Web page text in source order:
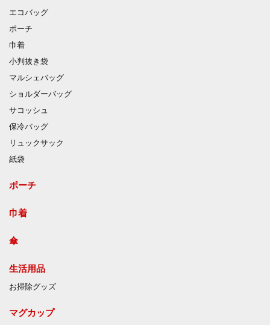
エコバッグ
ポーチ
巾着
小判抜き袋
マルシェバッグ
ショルダーバッグ
サコッシュ
保冷バッグ
リュックサック
紙袋
ポーチ
巾着
傘
生活用品
お掃除グッズ
マグカップ